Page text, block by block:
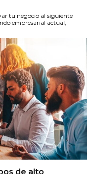
tu negocio al siguiente
empresarial actual,
de alto